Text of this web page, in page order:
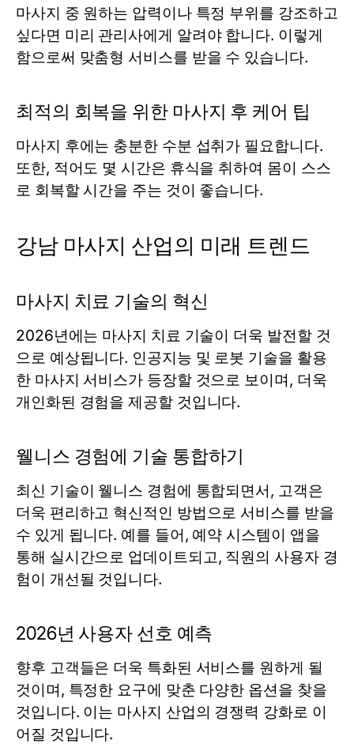
마사지 중 원하는 압력이나 특정 부위를 강조하고
싶다면 미리 관리사에게 알려야 합니다. 이렇게
함으로써 맞춤형 서비스를 받을 수 있습니다.
최적의 회복을 위한 마사지 후 케어 팁
마사지 후에는 충분한 수분 섭취가 필요합니다.
또한, 적어도 몇 시간은 휴식을 취하여 몸이 스스
로 회복할 시간을 주는 것이 좋습니다.
강남 마사지 산업의 미래 트렌드
마사지 치료 기술의 혁신
2026년에는 마사지 치료 기술이 더욱 발전할 것
으로 예상됩니다. 인공지능 및 로봇 기술을 활용
한 마사지 서비스가 등장할 것으로 보이며, 더욱
개인화된 경험을 제공할 것입니다.
웰니스 경험에 기술 통합하기
최신 기술이 웰니스 경험에 통합되면서, 고객은
더욱 편리하고 혁신적인 방법으로 서비스를 받을
수 있게 됩니다. 예를 들어, 예약 시스템이 앱을
통해 실시간으로 업데이트되고, 직원의 사용자 경
험이 개선될 것입니다.
2026년 사용자 선호 예측
향후 고객들은 더욱 특화된 서비스를 원하게 될
것이며, 특정한 요구에 맞춘 다양한 옵션을 찾을
것입니다. 이는 마사지 산업의 경쟁력 강화로 이
어질 것입니다.